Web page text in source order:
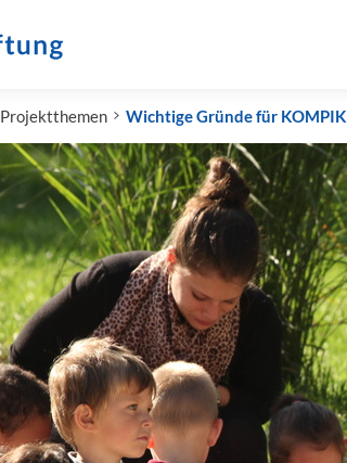
Projektthemen Wichtige Gründe für KOMPIK